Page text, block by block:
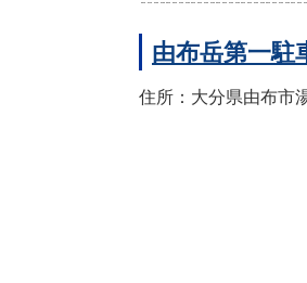
由布岳第一駐
住所：大分県由布市